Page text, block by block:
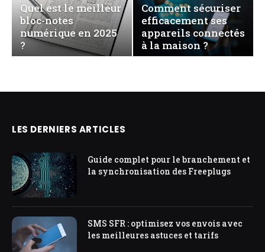
Quel est le meilleur
bloc-notes
numérique en 2025
?
Comment sécuriser
efficacement ses
appareils connectés
à la maison ?
LES DERNIERS ARTICLES
Guide complet pour le branchement et
la synchronisation des Freeplugs
SMS SFR : optimisez vos envois avec
les meilleures astuces et tarifs